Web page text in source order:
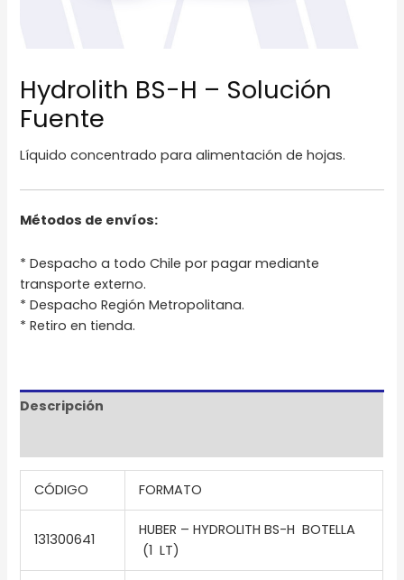
Hydrolith BS-H – Solución
Fuente
Líquido concentrado para alimentación de hojas.
Métodos de envíos:
* Despacho a todo Chile por pagar mediante
transporte externo.
* Despacho Región Metropolitana.
* Retiro en tienda.
Descripción
CÓDIGO FORMATO
131300641
HUBER – HYDROLITH BS-H BOTELLA
(1 LT)